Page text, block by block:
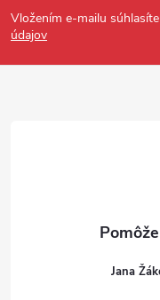
Vložením e-mailu
údajov
Jana